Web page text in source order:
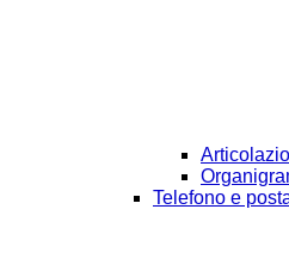
Telefono e